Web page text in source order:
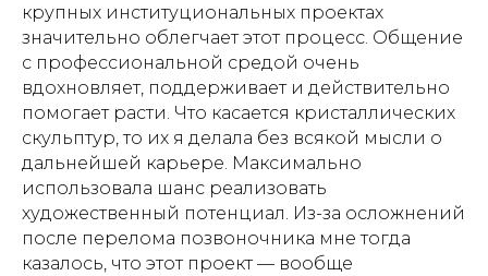
крупных институциональных проектах
значительно облегчает этот процесс. Общение
с профессиональной средой очень
вдохновляет, поддерживает и действительно
помогает расти. Что касается кристаллических
скульптур, то их я делала без всякой мысли о
дальнейшей карьере. Максимально
использовала шанс реализовать
художественный потенциал. Из-за осложнений
после перелома позвоночника мне тогда
казалось, что этот проект — вообще